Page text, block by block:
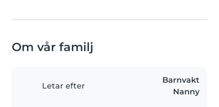
Om vår familj
Letar efter
Barnvakt
Nanny